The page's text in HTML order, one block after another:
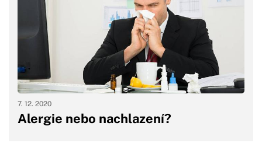
Alergie nebo nachlazení?
7. 12. 2020